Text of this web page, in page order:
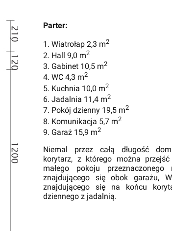
Parter:
1. Wiatrołap 2,3 m2
2. Hall 9,0 m2
3. Gabinet 10,5 m2
4. WC 4,3 m2
5. Kuchnia 10,0 m2
6. Jadalnia 11,4 m2
7. Pokój dzienny 19,5 m2
8. Komunikacja 5,7 m2
9. Garaż 15,9 m2
Niemal przez całą długość
korytarz, z którego można
małego pokoju przeznaczonego
znajdującego się obok garażu,
znajdującego się na końcu
dziennego z jadalnią.